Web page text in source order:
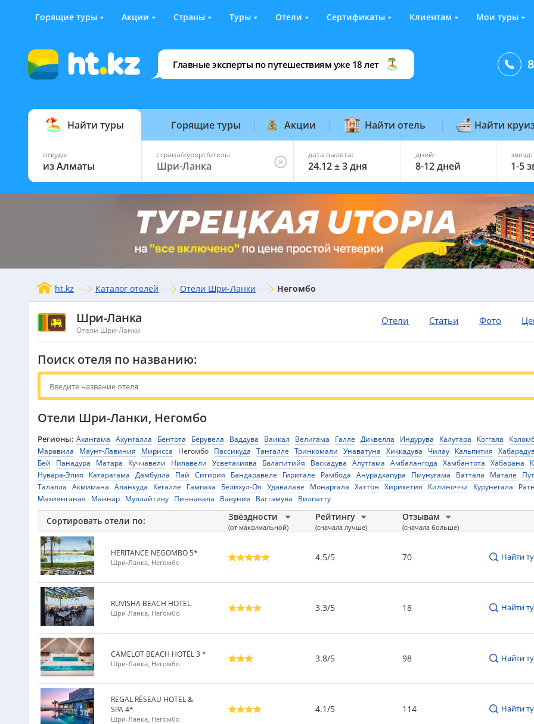
Горящие туры Акции Страны Туры Отели Сертификаты Клиентам Мои туры
Главные эксперты по путешествиям уже 18 лет
Найти туры Горящие туры Акции Найти отель Найти
откуда:
из Алматы
страна/курорт/отель: дата вылета:
24.12 ± 3 дня
дней:
8-12 дней
звезд:
1-5
ht.kz Каталог отелей Отели Шри-Ланки Негомбо
Отели Статьи Фото
Шри-Ланка
Отели Шри-Ланки
Поиск отеля по названию:
Отели Шри-Ланки, Негомбо
Регионы: Ахангама Ахунгалла Бентота Берувела Ваддува Ваикал Велигама Галле Диквелла Индурува Калутара Коггала
Маравила
Маунт-Лавиния Мирисса Негомбо Пассикуда Тангалле Тринкомали Унаватуна Хиккадува Чилау Кальпития
Бей
Панадура Матара Куччавели Нилавели Усветакиява Балапитийя Васкадува Алутгама Амбалангода Хамбантота Хабарана
Нувара-Элия
Катарагама Дамбулла Пай Сигирия Бандаравеле Гиритале Рамбода Анурадхапура Пмунугама Ваттала Матале
Талалла Акмимана Аланкуда Кегалле Гампаха Белихул-Оя Удавалаве Монаргала Хаттон Хирикетия Килиноччи Курунегала
Махиянганая
Маннар Муллайтиву Пиннавала Вавуния Васгамува Вилпатту
Сортировать отели по: Звёздности
(от максимальной)
Рейтингу
(сначала лучше)
Отзывам
(сначала больше)
HERITANCE NEGOMBO 5*
Шри-Ланка, Негомбо 4.5/5 70 Найти
RUVISHA BEACH HOTEL
Шри-Ланка, Негомбо 3.3/5 18 Найти
CAMELOT BEACH HOTEL 3 *
Шри-Ланка, Негомбо 3.8/5 98 Найти
REGAL RÉSEAU HOTEL &
SPA 4*
Шри-Ланка, Негомбо
4.1/5 114 Найти